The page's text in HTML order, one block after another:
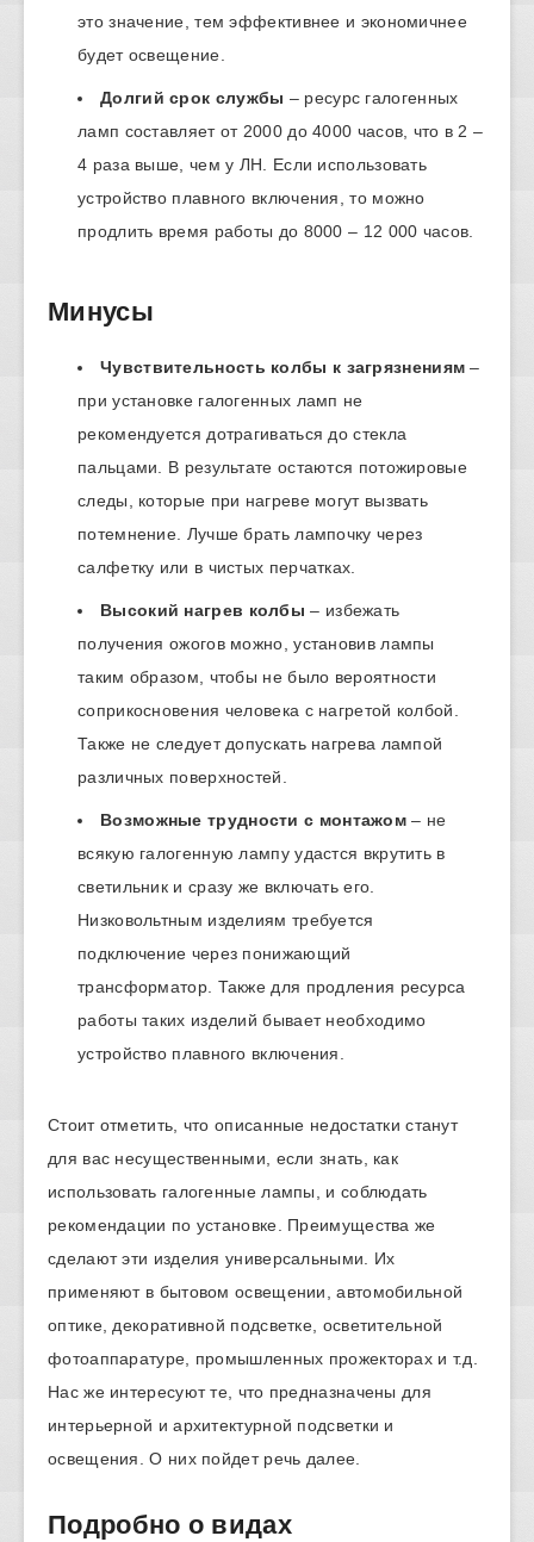
это значение, тем эффективнее и экономичнее
будет освещение.
Долгий срок службы – ресурс галогенных
ламп составляет от 2000 до 4000 часов, что в 2 –
4 раза выше, чем у ЛН. Если использовать
устройство плавного включения, то можно
продлить время работы до 8000 – 12 000 часов.
Минусы
Чувствительность колбы к загрязнениям –
при установке галогенных ламп не
рекомендуется дотрагиваться до стекла
пальцами. В результате остаются потожировые
следы, которые при нагреве могут вызвать
потемнение. Лучше брать лампочку через
салфетку или в чистых перчатках.
Высокий нагрев колбы – избежать
получения ожогов можно, установив лампы
таким образом, чтобы не было вероятности
соприкосновения человека с нагретой колбой.
Также не следует допускать нагрева лампой
различных поверхностей.
Возможные трудности с монтажом – не
всякую галогенную лампу удастся вкрутить в
светильник и сразу же включать его.
Низковольтным изделиям требуется
подключение через понижающий
трансформатор. Также для продления ресурса
работы таких изделий бывает необходимо
устройство плавного включения.
Стоит отметить, что описанные недостатки станут
для вас несущественными, если знать, как
использовать галогенные лампы, и соблюдать
рекомендации по установке. Преимущества же
сделают эти изделия универсальными. Их
применяют в бытовом освещении, автомобильной
оптике, декоративной подсветке, осветительной
фотоаппаратуре, промышленных прожекторах и т.д.
Нас же интересуют те, что предназначены для
интерьерной и архитектурной подсветки и
освещения. О них пойдет речь далее.
Подробно о видах